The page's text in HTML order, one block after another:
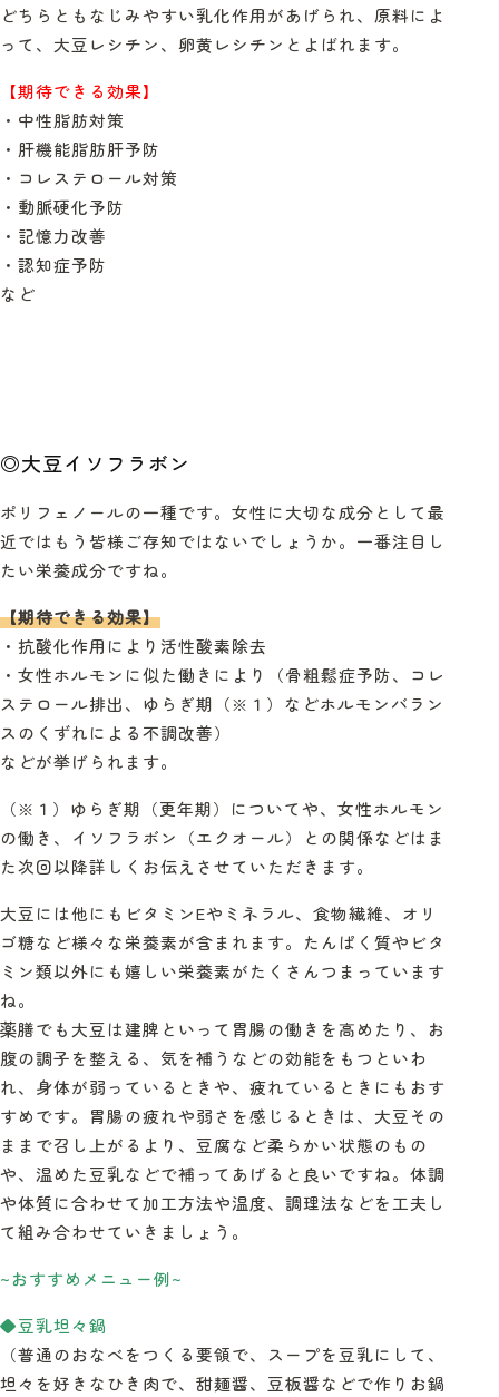
どちらともなじみやすい乳化作用があげられ、原料によ
って、大豆レシチン、卵黄レシチンとよばれます。
【期待できる効果】
・中性脂肪対策
・肝機能脂肪肝予防
・コレステロール対策
・動脈硬化予防
・記憶力改善
・認知症予防
など
◎大豆イソフラボン
ポリフェノールの一種です。女性に大切な成分として最
近ではもう皆様ご存知ではないでしょうか。一番注目し
たい栄養成分ですね。
【期待できる効果】
・抗酸化作用により活性酸素除去
・女性ホルモンに似た働きにより（骨粗鬆症予防、コレ
ステロール排出、ゆらぎ期（※ １）などホルモンバラン
スのくずれによる不調改善）
などが挙げられます。
（※ １）ゆらぎ期（更年期）についてや、女性ホルモン
の働き、イソフラボン（エクオール）との関係などはま
た次回以降詳しくお伝えさせていただきます。
大豆には他にもビタミンEやミネラル、食物繊維、オリ
ゴ糖など様々な栄養素が含まれます。たんぱく質やビタ
ミン類以外にも嬉しい栄養素がたくさんつまっています
ね。
薬膳でも大豆は建脾といって胃腸の働きを高めたり、お
腹の調子を整える、気を補うなどの効能をもつといわ
れ、身体が弱っているときや、疲れているときにもおす
すめです。胃腸の疲れや弱さを感じるときは、大豆その
ままで召し上がるより、豆腐など柔らかい状態のもの
や、温めた豆乳などで補ってあげると良いですね。体調
や体質に合わせて加工方法や温度、調理法などを工夫し
て組み合わせていきましょう。
~おすすめメニュー例~
◆豆乳坦々鍋
（普通のおなべをつくる要領で、スープを豆乳にして、
坦々を好きなひき肉で、甜麺醤、豆板醤などで作りお鍋